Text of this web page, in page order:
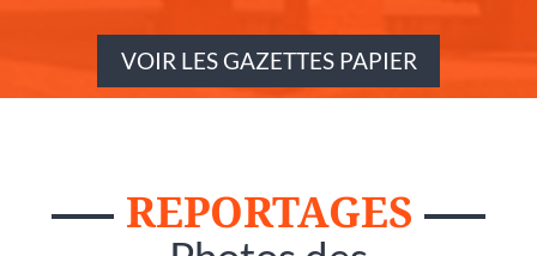
VOIR LES GAZETTES PAPIER
REPORTAGES